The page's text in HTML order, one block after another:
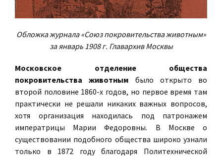
Обложка журнала «Союз покровительства животным»
за январь 1908 г. Главархив Москвы
Московское отделение общества
покровительства животным было открыто во
второй половине 1860-х годов, но первое время там
практически не решали никаких важных вопросов,
хотя организация находилась под патронажем
императрицы Марии Федоровны. В Москве о
существовании подобного общества широко узнали
только в 1872 году благодаря Политехнической